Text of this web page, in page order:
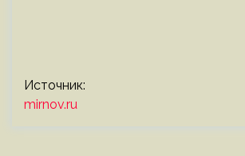
Источник:
mirnov.ru